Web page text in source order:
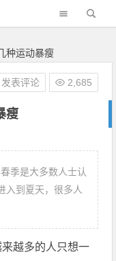
种运动暴瘦
瘦
发表评论 2,685
季是大多数人士认
入到夏天，很多人
越多的人只想一